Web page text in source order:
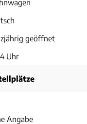
geöffnet
Uhr
Angabe